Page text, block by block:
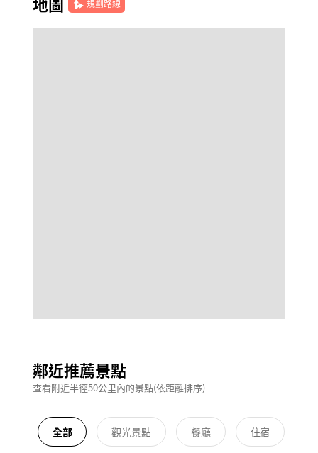
規劃路線
鄰近推薦景點
查看附近半徑50公里內的景點(依距離排序)
全部 觀光景點 餐廳 住宿